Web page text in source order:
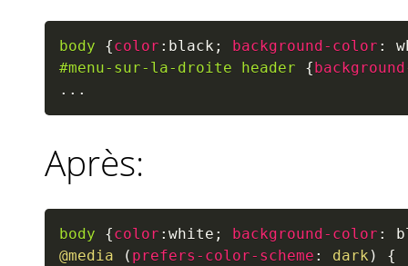
body {color : black ; background-color :
#menu-sur-la-droite header
{
...
Après:
body {color : white ; background-color :
@media
( prefers-color-scheme : dark )
{